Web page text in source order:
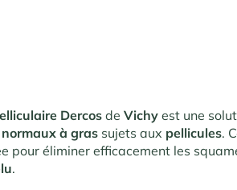
Dercos deVichyest une
à gras sujets aux pellicules.
pour éliminer efficacement les
.